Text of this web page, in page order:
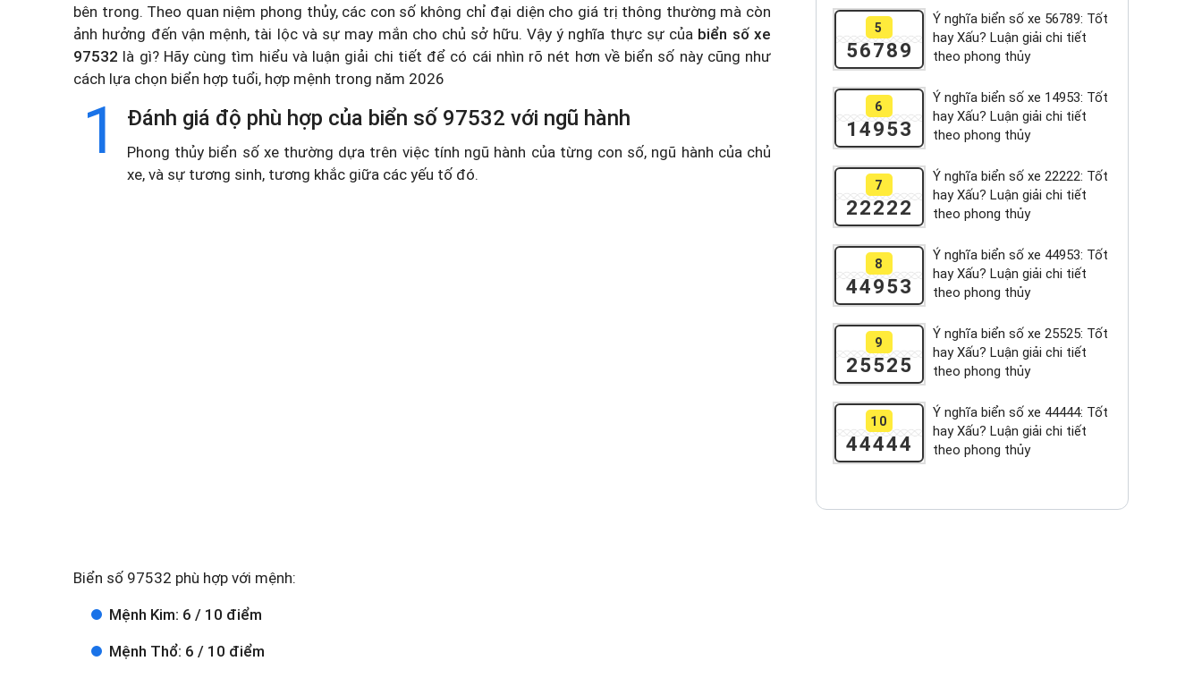
bên trong. Theo quan niệm phong thủy, các con số không chỉ đại diện cho giá trị thông thường mà còn
ảnh hưởng đến vận mệnh, tài lộc và sự may mắn cho chủ sở hữu. Vậy ý nghĩa thực sự của biển số xe
97532 là gì? Hãy cùng tìm hiểu và luận giải chi tiết để có cái nhìn rõ nét hơn về biển số này cũng như
cách lựa chọn biển hợp tuổi, hợp mệnh trong năm 2026
1 Đánh giá độ phù hợp của biển số 97532 với ngũ hành
Phong thủy biển số xe thường dựa trên việc tính ngũ hành của từng con số, ngũ hành của chủ
xe, và sự tương sinh, tương khắc giữa các yếu tố đó.
Biển số 97532 phù hợp với mệnh:
Mệnh Kim: 6 / 10 điểm
Mệnh Thổ: 6 / 10 điểm
5
56789
Ý nghĩa biển số xe 56789: Tốt
hay Xấu? Luận giải chi tiết
theo phong thủy
6
14953
Ý nghĩa biển số xe 14953: Tốt
hay Xấu? Luận giải chi tiết
theo phong thủy
7
22222
Ý nghĩa biển số xe 22222: Tốt
hay Xấu? Luận giải chi tiết
theo phong thủy
8
44953
Ý nghĩa biển số xe 44953: Tốt
hay Xấu? Luận giải chi tiết
theo phong thủy
9
25525
Ý nghĩa biển số xe 25525: Tốt
hay Xấu? Luận giải chi tiết
theo phong thủy
10
44444
Ý nghĩa biển số xe 44444: Tốt
hay Xấu? Luận giải chi tiết
theo phong thủy